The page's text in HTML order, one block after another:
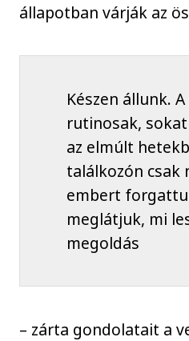
állapotban várják az
Készen állunk.
rutinosak,
az elmúlt
találkozón csak
embert
meglátjuk, mi
megoldás
– zárta gondolatait a